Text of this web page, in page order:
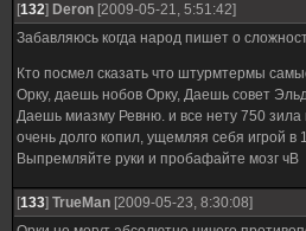
[132] Deron [2009-05-21, 5:51:42]
Забавляюсь когда народ пишет о
Кто посмел сказать что штурмтермы
Орку, даешь нобов Орку, Даешь совет
Даешь миазму Ревню. и все нету 750 зила
очень долго копил, ущемляя себя игрой
Выпремляйте руки и пробафайте мозг чВ
[133] TrueMan [2009-05-23, 8:30:08]